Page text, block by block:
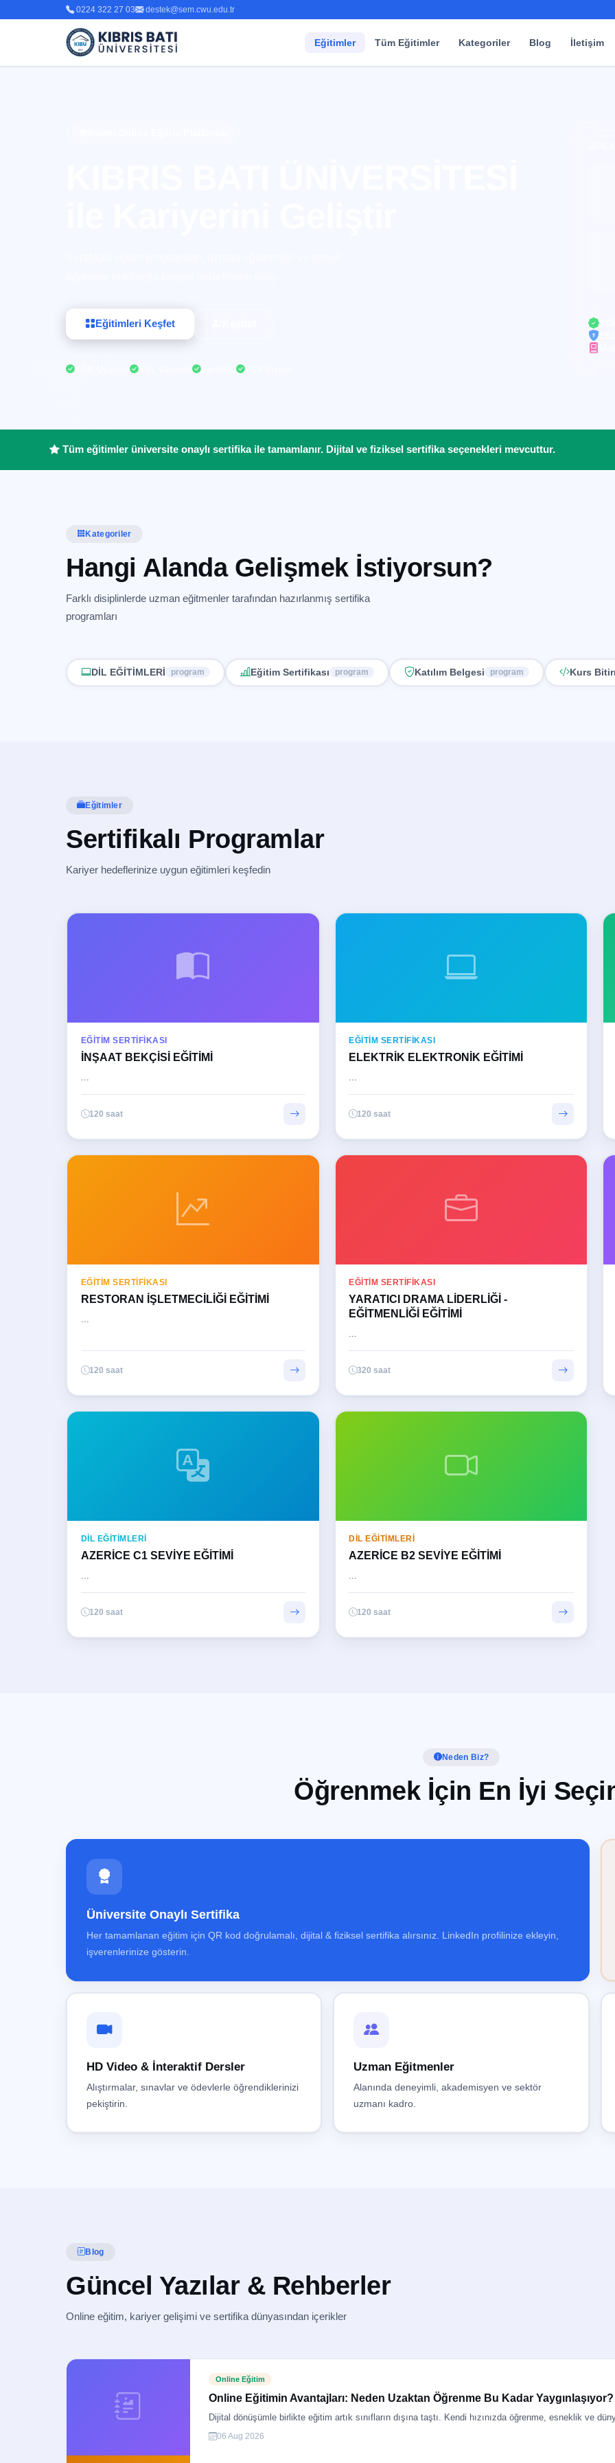
0224 322 27 03 destek@sem.cwu.edu.tr
Eğitimler Tüm Eğitimler Kategoriler Blog İletişim
Eğitimleri Keşfet
Tüm eğitimler üniversite onaylı sertifika ile tamamlanır. Dijital ve fiziksel sertifika seçenekleri mevcuttur.
Kategoriler
Hangi Alanda Gelişmek İstiyorsun?
Farklı disiplinlerde uzman eğitmenler tarafından hazırlanmış sertifika
programları
DİL EĞİTİMLERİ program Eğitim Sertifikası program Katılım Belgesi program Kurs
Eğitimler
Sertifikalı Programlar
Kariyer hedeflerinize uygun eğitimleri keşfedin
EĞITIM SERTIFIKASI
İNŞAAT BEKÇİSİ EĞİTİMİ
...
120 saat
EĞITIM SERTIFIKASI
ELEKTRİK ELEKTRONİK EĞİTİMİ
...
120 saat
EĞITIM SERTIFIKASI
RESTORAN İŞLETMECİLİĞİ EĞİTİMİ
...
120 saat
EĞITIM SERTIFIKASI
YARATICI DRAMA LİDERLİĞİ -
EĞİTMENLİĞİ EĞİTİMİ
...
320 saat
DİL EĞİTİMLERİ
AZERİCE C1 SEVİYE EĞİTİMİ
...
120 saat
DİL EĞİTİMLERİ
AZERİCE B2 SEVİYE EĞİTİMİ
...
120 saat
Neden Biz?
Öğrenmek İçin En İyi
Üniversite Onaylı Sertifika
Her tamamlanan eğitim için QR kod doğrulamalı, dijital & fiziksel sertifika alırsınız. LinkedIn profilinize ekleyin,
işverenlerinize gösterin.
HD Video & İnteraktif Dersler
Alıştırmalar, sınavlar ve ödevlerle öğrendiklerinizi
pekiştirin.
Uzman Eğitmenler
Alanında deneyimli, akademisyen ve sektör
uzmanı kadro.
Blog
Güncel Yazılar & Rehberler
Online eğitim, kariyer gelişimi ve sertifika dünyasından içerikler
Online Eğitim
Online Eğitimin Avantajları: Neden Uzaktan Öğrenme Bu Kadar Yaygınlaşıyor?
Dijital dönüşümle birlikte eğitim artık sınıfların dışına taştı. Kendi hızınızda öğrenme, esneklik ve
06 Aug 2026